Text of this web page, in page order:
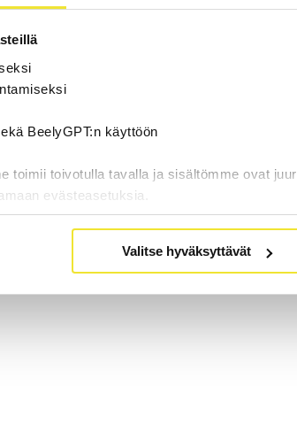
BeelyGPT:n käyttöön
toimii toivotulla tavalla ja sisältömme ovat
evästeasetuksia.
Valitse hyväksyttävät